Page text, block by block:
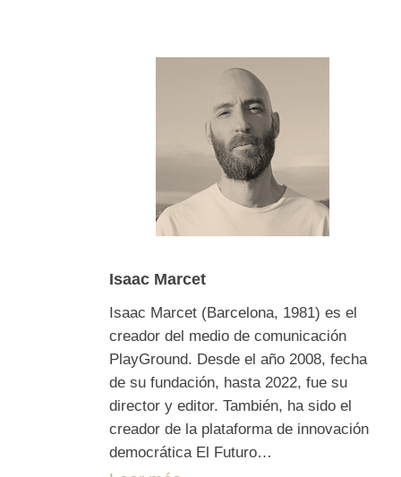
Isaac Marcet
Isaac Marcet (Barcelona, 1981) es el
creador del medio de comunicación
PlayGround. Desde el año 2008, fecha
de su fundación, hasta 2022, fue su
director y editor. También, ha sido el
creador de la plataforma de innovación
democrática El Futuro…